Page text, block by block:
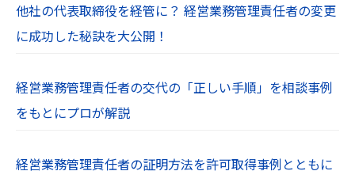
他社の代表取締役を経管に？ 経営業務管理責任者の変更
に成功した秘訣を大公開！
経営業務管理責任者の交代の「正しい手順」を相談事例
をもとにプロが解説
経営業務管理責任者の証明方法を許可取得事例とともに